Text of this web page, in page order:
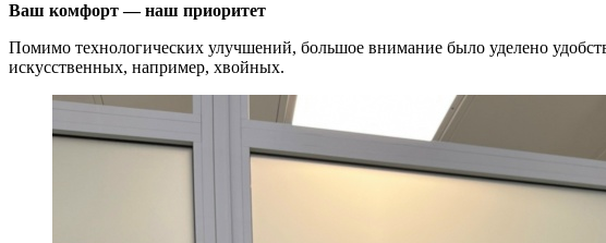
Ваш комфорт — наш приоритет
Помимо технологических улучшений, большое внимание было уделено
искусственных, например, хвойных.